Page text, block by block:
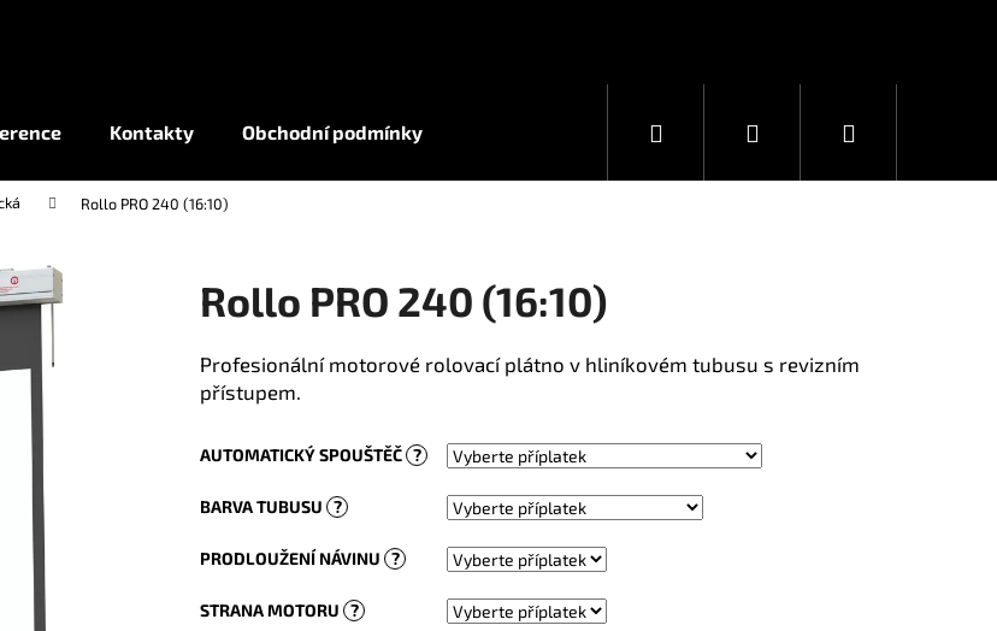
Kontakty Obchodní podmínky Hledat PřihlášeníNákupní
Rollo PRO 240 (16:10)
Rollo PRO 240 (16:10)
Profesionální motorové rolovací plátno v hliníkovém tubusu s revizním
přístupem.
AUTOMATICKÝ SPOUŠTĚČ ?
BARVA TUBUSU ?
PRODLOUŽENÍ NÁVINU ?
STRANA MOTORU ?
najít?